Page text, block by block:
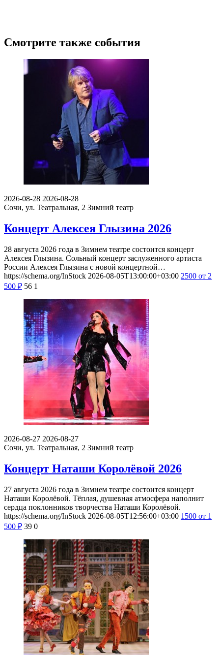
Смотрите также события
2026-08-28 2026-08-28
Сочи, ул. Театральная, 2 Зимний театр
Концерт Алексея Глызина 2026
28 августа 2026 года в Зимнем театре состоится концерт
Алексея Глызина. Сольный концерт заслуженного артиста
России Алексея Глызина с новой концертной…
https://schema.org/InStock 2026-08-05T13:00:00+03:00 2500 от 2
500 ₽ 56 1
2026-08-27 2026-08-27
Сочи, ул. Театральная, 2 Зимний театр
Концерт Наташи Королёвой 2026
27 августа 2026 года в Зимнем театре состоится концерт
Наташи Королёвой. Тёплая, душевная атмосфера наполнит
сердца поклонников творчества Наташи Королёвой.
https://schema.org/InStock 2026-08-05T12:56:00+03:00 1500 от 1
500 ₽ 39 0